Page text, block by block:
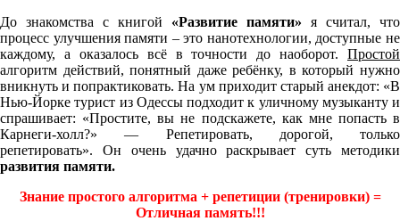
До знакомства с книгой «Развитие памяти» я считал, что
процесс улучшения памяти – это нанотехнологии, доступные не
каждому, а оказалось всё в точности до наоборот. Простой
алгоритм действий, понятный даже ребёнку, в который нужно
вникнуть и попрактиковать. На ум приходит старый анекдот: «В
Нью-Йорке турист из Одессы подходит к уличному музыканту и
спрашивает: «Простите, вы не подскажете, как мне попасть в
Карнеги-холл?» — Репетировать, дорогой, только
репетировать». Он очень удачно раскрывает суть методики
развития памяти.
Знание простого алгоритма + репетиции (тренировки) =
Отличная память!!!